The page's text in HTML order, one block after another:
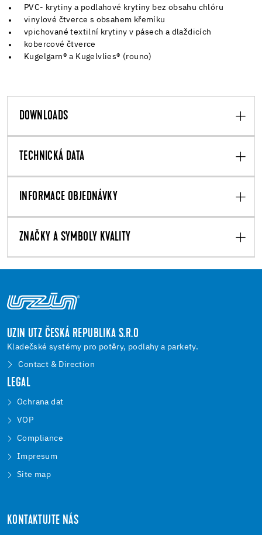
PVC- krytiny a podlahové krytiny bez obsahu chlóru
vinylové čtverce s obsahem křemíku
vpichované textilní krytiny v pásech a dlaždicích
kobercové čtverce
Kugelgarn® a Kugelvlies® (rouno)
DOWNLOADS
TECHNICKÁ DATA
INFORMACE OBJEDNÁVKY
ZNAČKY A SYMBOLY KVALITY
UZIN UTZ ČESKÁ REPUBLIKA S.R.O
Kladečské systémy pro potěry, podlahy a parkety.
Contact & Direction
LEGAL
Ochrana dat
VOP
Compliance
Impresum
Site map
KONTAKTUJTE NÁS